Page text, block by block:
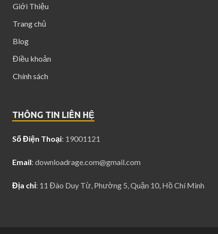
Giới Thiệu
Trang chủ
Blog
Điều khoản
Chính sách
THÔNG TIN LIÊN HỆ
Số Điện Thoại: 19001121
Email: downloadrage.com@gmail.com
Địa chỉ: 11 Đào Duy Từ, Phường 5, Quận 10, Hồ Chí Minh